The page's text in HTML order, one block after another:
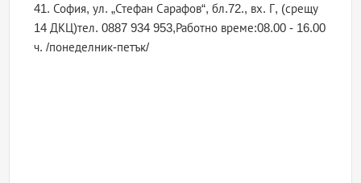
41. София, ул. „Стефан Сарафов“, бл.72., вх. Г, (срещу
14 ДКЦ)тел. 0887 934 953,Работно време:08.00 - 16.00
ч. /понеделник-петък/